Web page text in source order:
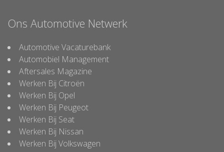
Ons Automotive Netwerk
Automotive Vacaturebank
Automobiel Management
Aftersales Magazine
Werken Bij Citroën
Werken Bij Opel
Werken Bij Peugeot
Werken Bij Seat
Werken Bij Nissan
Werken Bij Volkswagen